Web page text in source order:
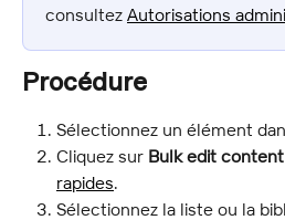
consultez Autorisations
Procédure
Sélectionnez un élément
Cliquez sur Bulk edit content
rapides.
Sélectionnez la liste ou la